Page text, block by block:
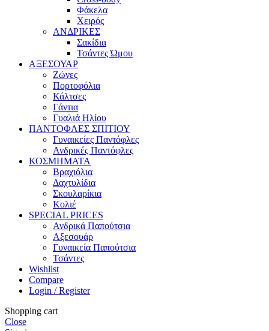
Φάκελα
Χειρός
ΑΝΔΡΙΚΕΣ
Σακίδια
Τσάντες Ώμου
ΑΞΕΣΟΥΑΡ
Ζώνες
Πορτοφόλια
Κάλτσες
Γάντια
Γυαλιά Ηλίου
ΠΑΝΤΟΦΛΕΣ ΣΠΙΤΙΟΥ
Γυναικείες Παντόφλες
Ανδρικές Παντόφλες
ΚΟΣΜΗΜΑΤΑ
Βραχιόλια
Δαχτυλίδια
Σκουλαρίκια
Κολιέ
SPECIAL PRICES
Ανδρικά Παπούτσια
Αξεσουάρ
Γυναικεία Παπούτσια
Τσάντες
Wishlist
Compare
Login / Register
Shopping cart
Close